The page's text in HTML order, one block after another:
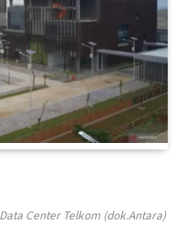
Center Telkom (dok.Antara)